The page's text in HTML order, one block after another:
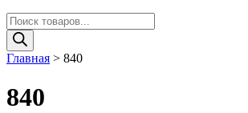
Поиск
товаров
Главная > 840
840